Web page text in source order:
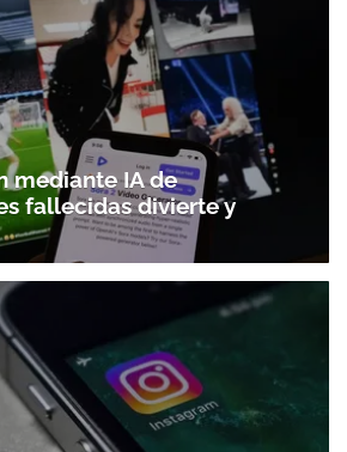
mediante IA de
fallecidas divierte y